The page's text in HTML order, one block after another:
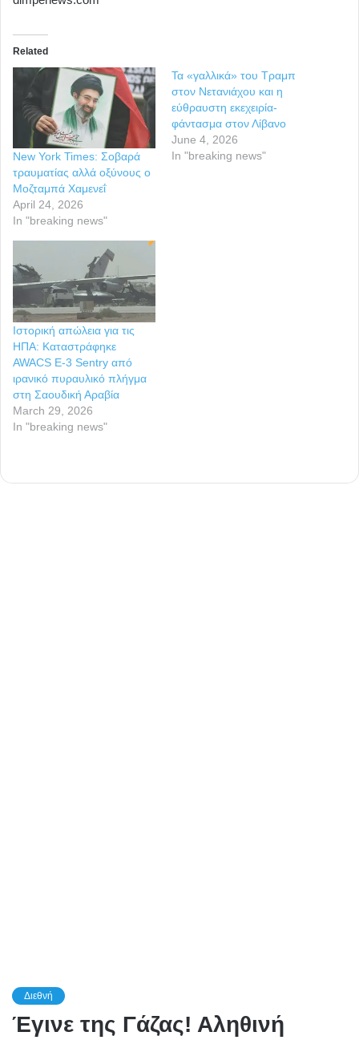
Related
New York Times: Σοβαρά
τραυματίας αλλά οξύνους ο
Μοζταμπά Χαμενεΐ
April 24, 2026
In "breaking news"
Τα «γαλλικά» του Τραμπ
στον Νετανιάχου και η
εύθραυστη εκεχειρία-
φάντασμα στον Λίβανο
June 4, 2026
In "breaking news"
Ιστορική απώλεια για τις
ΗΠΑ: Καταστράφηκε
AWACS E-3 Sentry από
ιρανικό πυραυλικό πλήγμα
στη Σαουδική Αραβία
March 29, 2026
In "breaking news"